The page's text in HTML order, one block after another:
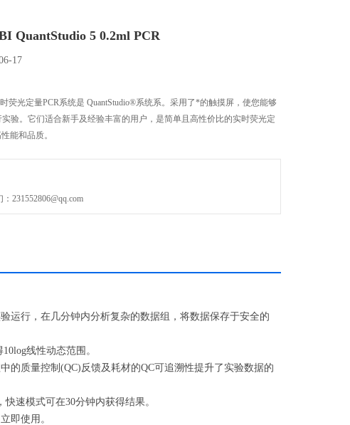
QuantStudio 5 0.2ml PCR
17
荧光定量PCR系统是 QuantStudio®系统系。采用了*的触摸屏，使您能够
验。它们适合新手及经验丰富的用户，是简单且高性价比的实时荧光定
能和品质。
231552806@qq.com
运行，在几分钟内分析复杂的数据组，将数据保存于安全的
线性动态范围。
质量控制(QC)反馈及耗材的QC可追溯性提升了实验数据的
速模式可在30分钟内获得结果。
即使用。